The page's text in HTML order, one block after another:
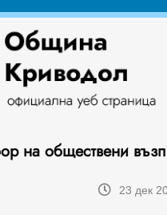
на обществени
23 дек